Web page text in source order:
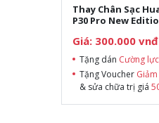
Thay Chân Sạc
P30 Pro New
Giá: 300.000 vnđ
Tặng dán Cường
Tặng Voucher
& sửa chữa trị giá